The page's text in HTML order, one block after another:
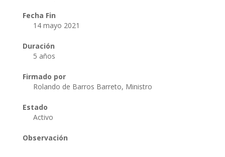
Fecha Fin
14 mayo 2021
Duración
5 años
Firmado por
Rolando de Barros Barreto, Ministro
Estado
Activo
Observación